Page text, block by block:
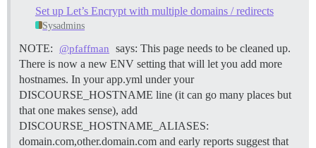
Set up Let’s Encrypt with multiple domains / redirects
Sysadmins
NOTE: @pfaffman
says: This page needs to be cleaned up.
There is now a new ENV setting that will let you add more
hostnames. In your app.yml under your
DISCOURSE_HOSTNAME line (it can go many places but
that one makes sense), add
DISCOURSE_HOSTNAME_ALIASES:
domain.com,other.domain.com and early reports suggest that